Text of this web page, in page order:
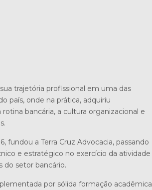
trajetória profissional em uma das
país, onde na prática, adquiriu
bancária, a cultura organizacional e
fundou a Terra Cruz Advocacia, passando
e estratégico no exercício da atividade
do setor bancário.
por sólida formação acadêmica